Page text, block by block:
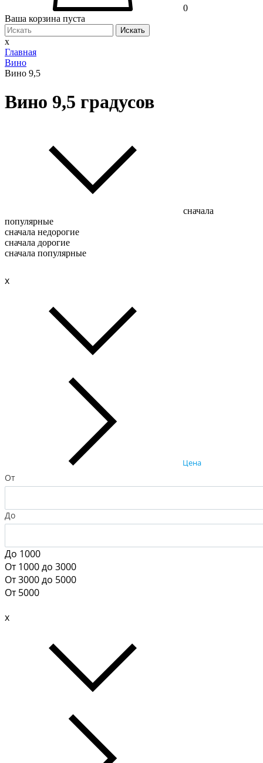
0
Ваша корзина пуста
Искать
x
Главная
Вино
Вино 9,5
Вино 9,5 градусов
сначала
популярные
сначала недорогие
сначала дорогие
сначала популярные
x
Цена
От
До
До 1000
От 1000 до 3000
От 3000 до 5000
От 5000
x